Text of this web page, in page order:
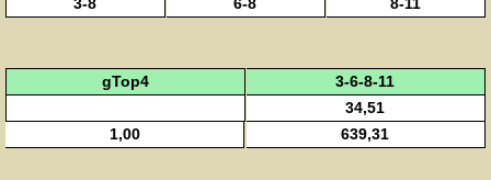
3-8
6-8 8-11
gTop4
3-6-8-11
34,51
1,00
639,31